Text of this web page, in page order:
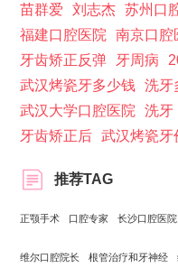
苗群爱
刘志杰 苏州口
福建口腔医院
南京口腔
牙齿矫正反弹
牙周病
武汉烤瓷牙多少钱
洗牙
武汉大学口腔医院
洗牙
牙齿矫正后
武汉烤瓷牙
推荐TAG
正颚手术 口腔专家 长沙口腔医院
维尔口腔院长 根管治疗和牙神经